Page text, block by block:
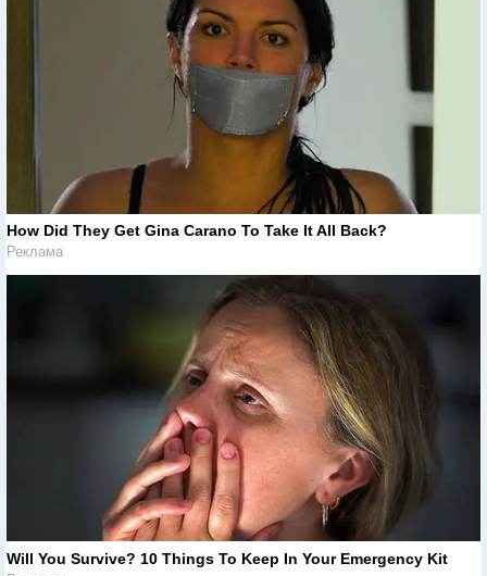
How Did They Get Gina Carano To Take It All Back?
Реклама
Will You Survive? 10 Things To Keep In Your Emergency Kit